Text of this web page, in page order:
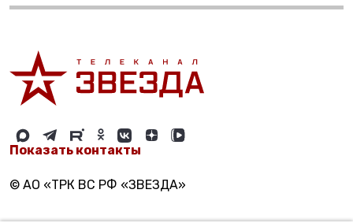
Показать контакты
© АО «ТРК ВС РФ «ЗВЕЗДА»